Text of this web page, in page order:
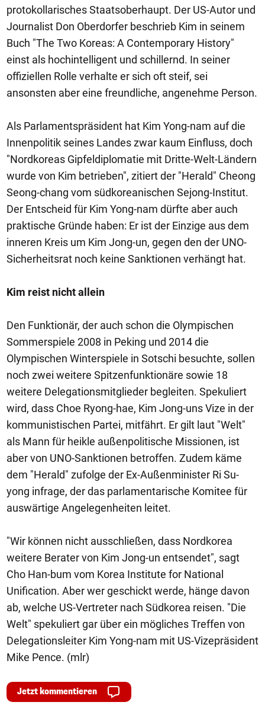
protokollarisches Staatsoberhaupt. Der US-Autor und
Journalist Don Oberdorfer beschrieb Kim in seinem
Buch "The Two Koreas: A Contemporary History"
einst als hochintelligent und schillernd. In seiner
offiziellen Rolle verhalte er sich oft steif, sei
ansonsten aber eine freundliche, angenehme Person.
Als Parlamentspräsident hat Kim Yong-nam auf die
Innenpolitik seines Landes zwar kaum Einfluss, doch
"Nordkoreas Gipfeldiplomatie mit Dritte-Welt-Ländern
wurde von Kim betrieben", zitiert der "Herald" Cheong
Seong-chang vom südkoreanischen Sejong-Institut.
Der Entscheid für Kim Yong-nam dürfte aber auch
praktische Gründe haben: Er ist der Einzige aus dem
inneren Kreis um Kim Jong-un, gegen den der UNO-
Sicherheitsrat noch keine Sanktionen verhängt hat.
Kim reist nicht allein
Den Funktionär, der auch schon die Olympischen
Sommerspiele 2008 in Peking und 2014 die
Olympischen Winterspiele in Sotschi besuchte, sollen
noch zwei weitere Spitzenfunktionäre sowie 18
weitere Delegationsmitglieder begleiten. Spekuliert
wird, dass Choe Ryong-hae, Kim Jong-uns Vize in der
kommunistischen Partei, mitfährt. Er gilt laut "Welt"
als Mann für heikle außenpolitische Missionen, ist
aber von UNO-Sanktionen betroffen. Zudem käme
dem "Herald" zufolge der Ex-Außenminister Ri Su-
yong infrage, der das parlamentarische Komitee für
auswärtige Angelegenheiten leitet.
"Wir können nicht ausschließen, dass Nordkorea
weitere Berater von Kim Jong-un entsendet", sagt
Cho Han-bum vom Korea Institute for National
Unification. Aber wer geschickt werde, hänge davon
ab, welche US-Vertreter nach Südkorea reisen. "Die
Welt" spekuliert gar über ein mögliches Treffen von
Delegationsleiter Kim Yong-nam mit US-Vizepräsident
Mike Pence. (mlr)
Jetzt kommentieren